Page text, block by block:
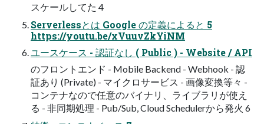
スケールしてた 4
Serverlessとは Google の定義によると 5
https://youtu.be/xVuuvZkYiNM
ユースケース - 認証なし ( Public ) - Website / API
のフロントエンド - Mobile Backend - Webhook - 認
証あり (Private) - マイクロサービス - 画像変換等々 -
コンテナなので任意のバイナリ、ライブラリが使え
る - 非同期処理 - Pub/Sub, Cloud Schedulerから発火 6